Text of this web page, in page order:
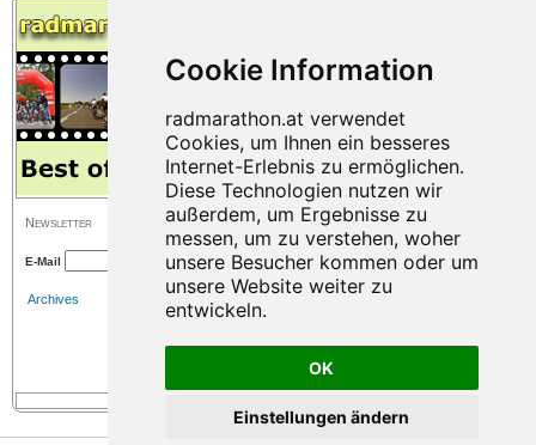
OK
Einstellungen ändern
Newsletter
E-Mail
Archives